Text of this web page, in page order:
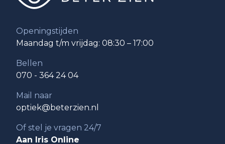
Openingstijden
Maandag t/m vrijdag: 08:30 – 17:00
Bellen
070 - 364 24 04
Mail naar
optiek@beterzien.nl
Of stel je vragen 24/7
Aan Iris Online